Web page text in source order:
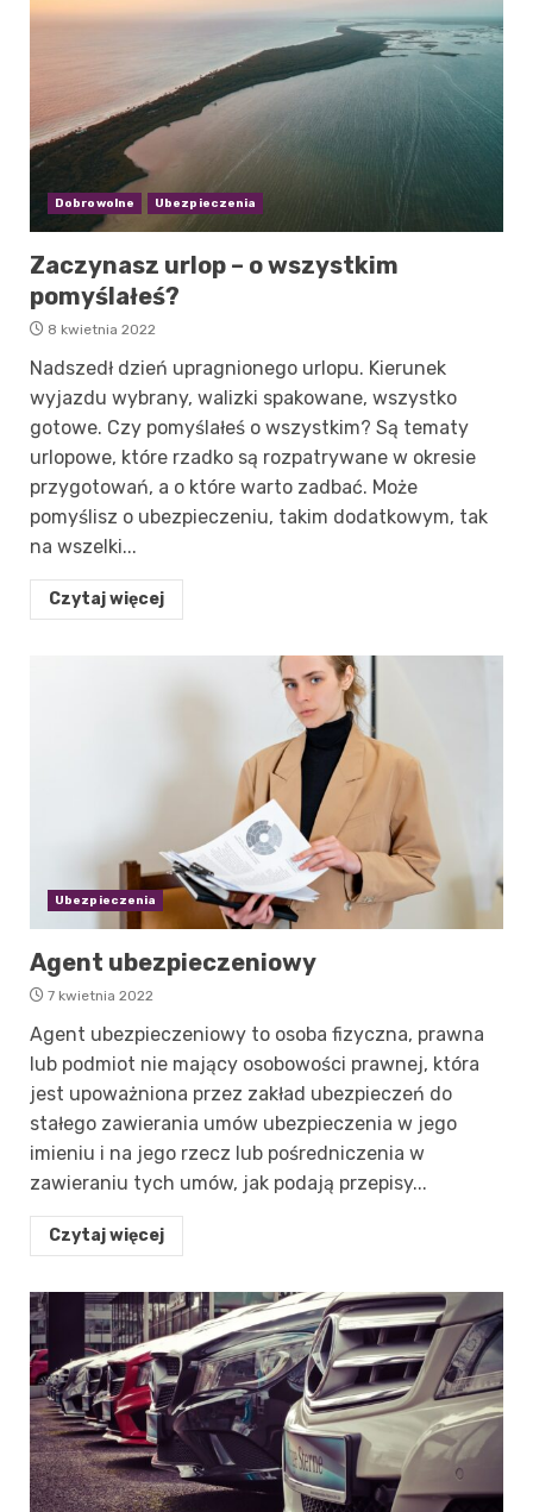
Dobrowolne Ubezpieczenia
Zaczynasz urlop – o wszystkim
pomyślałeś?
8 kwietnia 2022
Nadszedł dzień upragnionego urlopu. Kierunek
wyjazdu wybrany, walizki spakowane, wszystko
gotowe. Czy pomyślałeś o wszystkim? Są tematy
urlopowe, które rzadko są rozpatrywane w okresie
przygotowań, a o które warto zadbać. Może
pomyślisz o ubezpieczeniu, takim dodatkowym, tak
na wszelki...
Czytaj więcej
Ubezpieczenia
Agent ubezpieczeniowy
7 kwietnia 2022
Agent ubezpieczeniowy to osoba fizyczna, prawna
lub podmiot nie mający osobowości prawnej, która
jest upoważniona przez zakład ubezpieczeń do
stałego zawierania umów ubezpieczenia w jego
imieniu i na jego rzecz lub pośredniczenia w
zawieraniu tych umów, jak podają przepisy...
Czytaj więcej